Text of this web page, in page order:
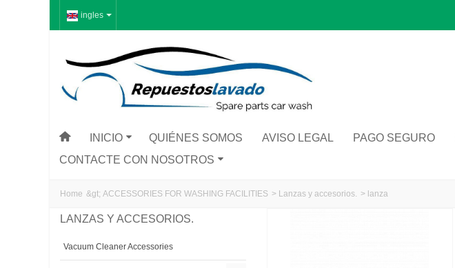
ingles
INICIO QUIÉNES SOMOS AVISO LEGAL PAGO SEGURO
CONTACTE CON NOSOTROS
Home &gt; ACCESSORIES FOR WASHING FACILITIES > Lanzas y accesorios. > lanza
LANZAS Y ACCESORIOS.
Vacuum Cleaner Accessories